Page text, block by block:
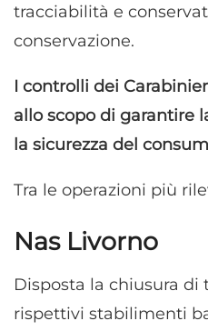
tracciabilità e
conservazione.
I controlli dei
allo scopo di garantire
la sicurezza del
Tra le operazioni più
Nas Livorno
Disposta la chiusura di
rispettivi stabilimenti